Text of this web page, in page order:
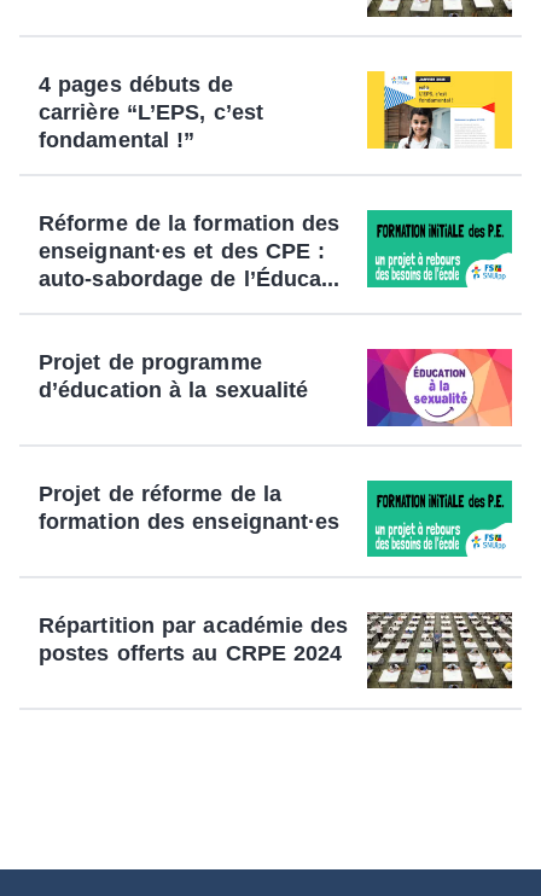
4 pages débuts de
carrière “L’EPS, c’est
fondamental !”
Réforme de la formation des
enseignant·es et des CPE :
auto-sabordage de l’Éduca...
Projet de programme
d’éducation à la sexualité
Projet de réforme de la
formation des enseignant·es
Répartition par académie des
postes offerts au CRPE 2024